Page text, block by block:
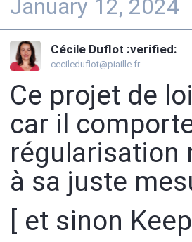
January 12, 2024
Cécile Duflot :verified:
cecileduflot@piaille.fr
Ce projet de
car il
régularisation
à sa juste
[ et sinon